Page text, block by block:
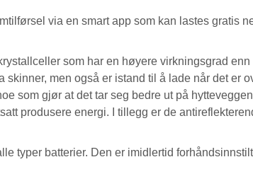
via en smart app som kan lastes gratis
som har en høyere virkningsgrad
men også er istand til å lade når det er
som gjør at det tar seg bedre ut på
produsere energi. I tillegg er de
typer batterier. Den er imidlertid